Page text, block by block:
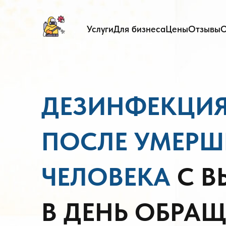
УслугиДля бизнесаЦеныОтзывы
ПОСЛЕ
ЧЕЛОВЕКА С
В ДЕНЬ